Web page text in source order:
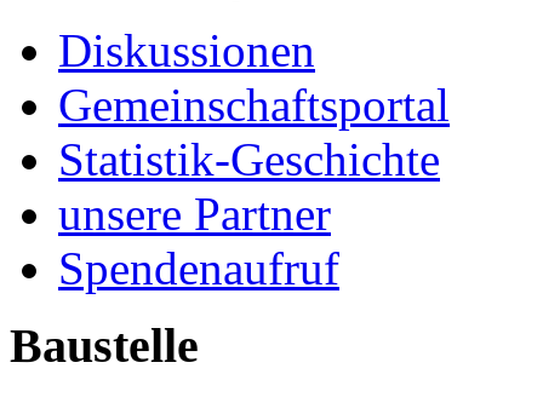
Diskussionen
Gemeinschaftsportal
Statistik-Geschichte
unsere Partner
Spendenaufruf
Baustelle